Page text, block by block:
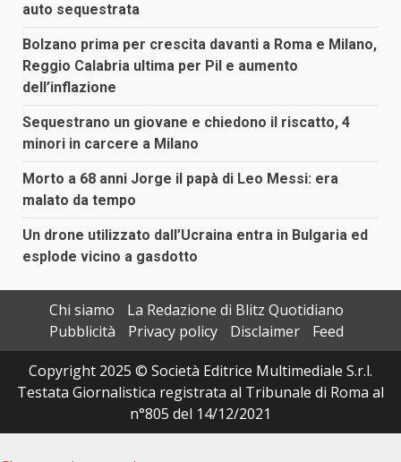
auto sequestrata
Bolzano prima per crescita davanti a Roma e Milano,
Reggio Calabria ultima per Pil e aumento
dell’inflazione
Sequestrano un giovane e chiedono il riscatto, 4
minori in carcere a Milano
Morto a 68 anni Jorge il papà di Leo Messi: era
malato da tempo
Un drone utilizzato dall’Ucraina entra in Bulgaria ed
esplode vicino a gasdotto
Chi siamo
La Redazione di Blitz Quotidiano
Pubblicità
Privacy policy Disclaimer
Feed
Copyright 2025 © Società Editrice Multimediale S.r.l.
Testata Giornalistica registrata al Tribunale di Roma al
n°805 del 14/12/2021